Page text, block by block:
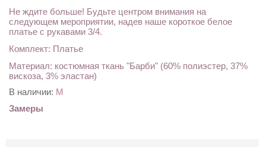
Не ждите больше! Будьте центром внимания на
следующем мероприятии, надев наше короткое белое
платье с рукавами 3/4.
Комплект: Платье
Материал: костюмная ткань "Барби" (60% полиэстер, 37%
вискоза, 3% эластан)
В наличии: M
Замеры